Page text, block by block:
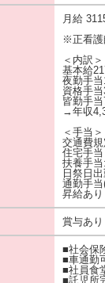
月給
※正看護
＜内訳＞
基本給
夜勤手
資格手
皆勤手
→年収
＜手当＞
交通費規
住宅手当
扶養手
日祭日
通勤手
昇給あり
賞与あ
■社会保
■車通勤
■社員食
■託児所